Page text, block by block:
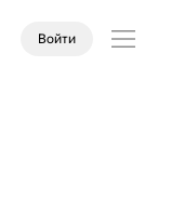
Войти